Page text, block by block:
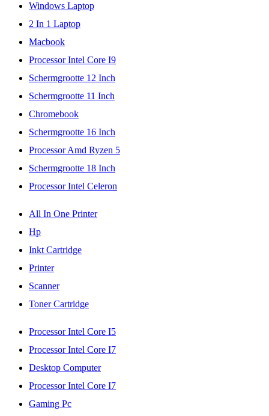
Windows Laptop
2 In 1 Laptop
Macbook
Processor Intel Core I9
Schermgrootte 12 Inch
Schermgrootte 11 Inch
Chromebook
Schermgrootte 16 Inch
Processor Amd Ryzen 5
Schermgrootte 18 Inch
Processor Intel Celeron
All In One Printer
Hp
Inkt Cartridge
Printer
Scanner
Toner Cartridge
Processor Intel Core I5
Processor Intel Core I7
Desktop Computer
Processor Intel Core I7
Gaming Pc